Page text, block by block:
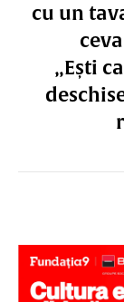
cu un
„Ești